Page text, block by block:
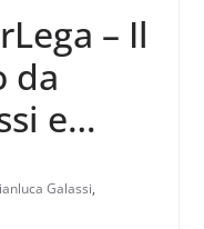
– Il
da
e
Galassi,